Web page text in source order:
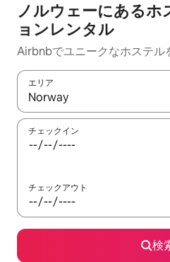
ノルウェーにあるホ
ョンレンタル
Airbnbでユニークなホステル
エリア
検索結果が表示されたら、上
チェックイン
チェックアウト
検